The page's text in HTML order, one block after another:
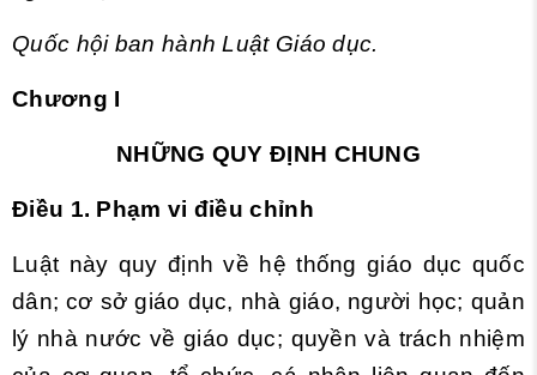
Quốc hội ban hành Luật Giáo dục.
Chương I
NHỮNG QUY ĐỊNH CHUNG
Điều 1. Phạm vi điều chỉnh
Luật này quy định về hệ thống giáo dục quốc
dân; cơ sở giáo dục, nhà giáo, người học; quản
lý nhà nước về giáo dục; quyền và trách nhiệm